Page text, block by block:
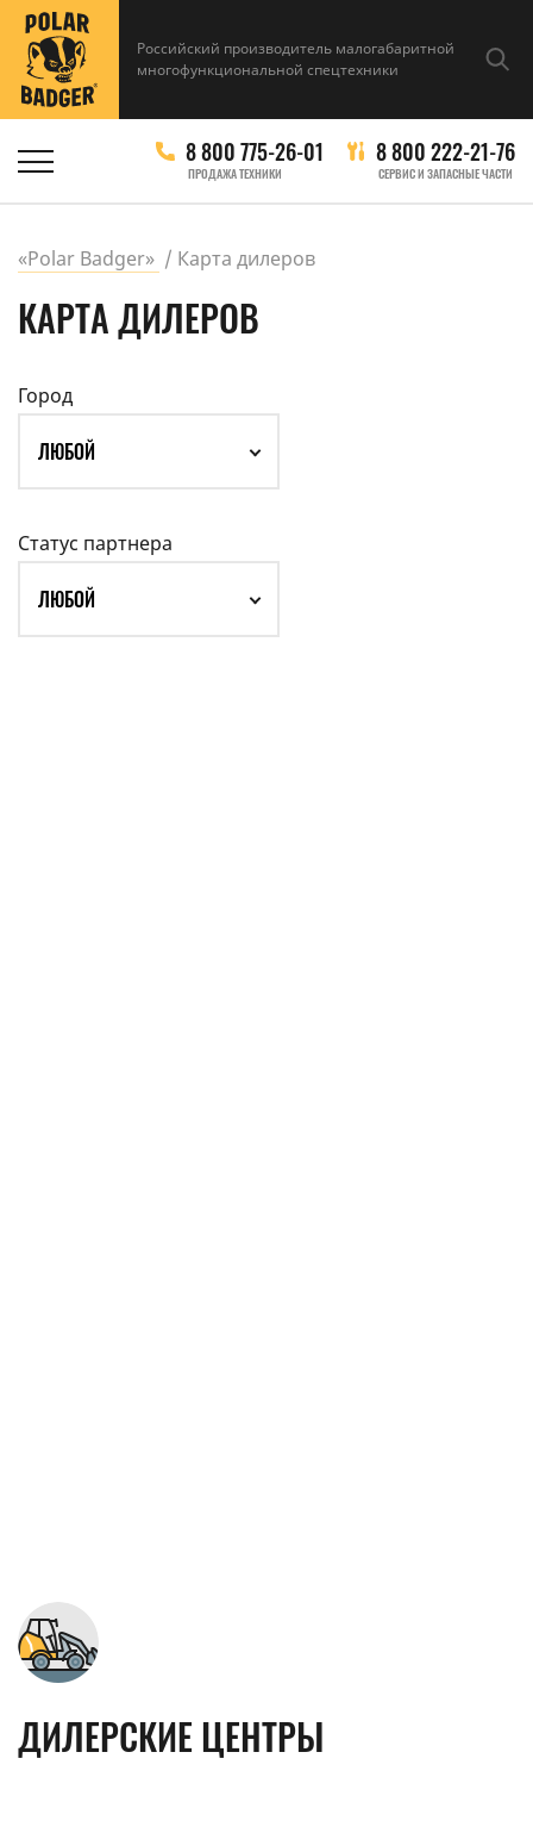
Российский производитель малогабаритной
многофункциональной спецтехники
8 800 775-26-01
ПРОДАЖА ТЕХНИКИ
8 800 222-21-76
СЕРВИС И ЗАПАСНЫЕ ЧАСТИ
«Polar Badger» Карта дилеров
КАРТА ДИЛЕРОВ
Город
ЛЮБОЙ
Статус партнера
ЛЮБОЙ
ДИЛЕРСКИЕ ЦЕНТРЫ